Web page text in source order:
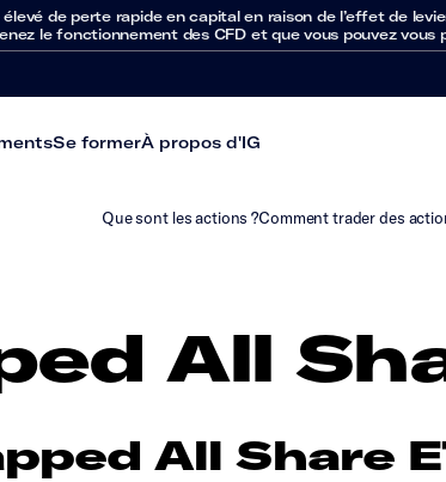
de perte rapide en capital en raison de l’effet de
le fonctionnement des CFD et que vous pouvez
Se formerÀ propos d'IG
Que sont les actions ?Comment trader des
All
All Share